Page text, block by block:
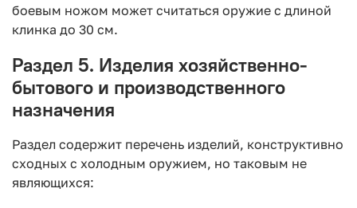
боевым ножом может считаться оружие с длиной
клинка до 30 см.
Раздел 5. Изделия хозяйственно-
бытового и производственного
назначения
Раздел содержит перечень изделий, конструктивно
сходных с холодным оружием, но таковым не
являющихся: